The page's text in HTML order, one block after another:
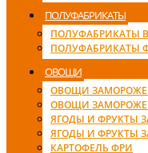
ПОЛУФАБРИКАТЫ
ПОЛУФАБРИКАТЫ
ПОЛУФАБРИКАТЫ
ОВОЩИ
ОВОЩИ
ОВОЩИ
ЯГОДЫ И ФРУКТЫ
ЯГОДЫ И ФРУКТЫ
КАРТОФЕЛЬ ФРИ